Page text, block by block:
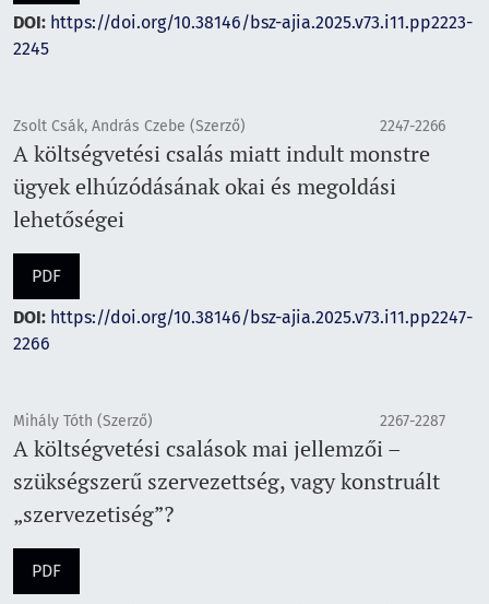
DOI: https://doi.org/10.38146/bsz-ajia.2025.v73.i11.pp2223-
2245
Zsolt Csák, András Czebe (Szerző) 2247-2266
A költségvetési csalás miatt indult monstre
ügyek elhúzódásának okai és megoldási
lehetőségei
PDF
DOI: https://doi.org/10.38146/bsz-ajia.2025.v73.i11.pp2247-
2266
Mihály Tóth (Szerző) 2267-2287
A költségvetési csalások mai jellemzői –
szükségszerű szervezettség, vagy konstruált
„szervezetiség”?
PDF